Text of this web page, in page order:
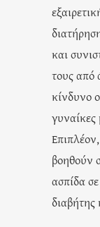
και
τους από
κίνδυνο
βοηθούν
ασπίδα
διαβήτης